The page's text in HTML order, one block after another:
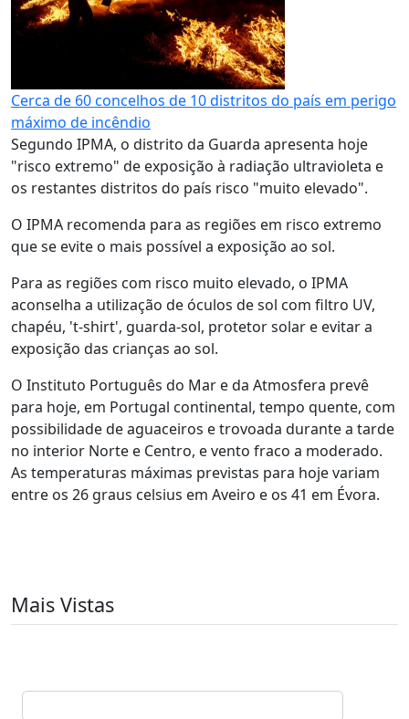
Cerca de 60 concelhos de 10 distritos do país em perigo
máximo de incêndio
Segundo IPMA, o distrito da Guarda apresenta hoje
"risco extremo" de exposição à radiação ultravioleta e
os restantes distritos do país risco "muito elevado".
O IPMA recomenda para as regiões em risco extremo
que se evite o mais possível a exposição ao sol.
Para as regiões com risco muito elevado, o IPMA
aconselha a utilização de óculos de sol com filtro UV,
chapéu, 't-shirt', guarda-sol, protetor solar e evitar a
exposição das crianças ao sol.
O Instituto Português do Mar e da Atmosfera prevê
para hoje, em Portugal continental, tempo quente, com
possibilidade de aguaceiros e trovoada durante a tarde
no interior Norte e Centro, e vento fraco a moderado.
As temperaturas máximas previstas para hoje variam
entre os 26 graus celsius em Aveiro e os 41 em Évora.
Mais Vistas